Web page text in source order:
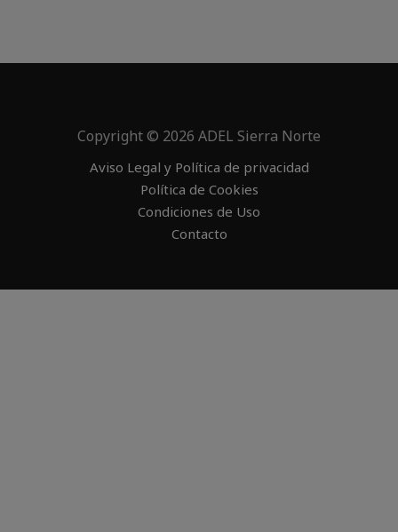
Copyright © 2026 ADEL Sierra Norte
Aviso Legal y Política de privacidad
Política de Cookies
Condiciones de Uso
Contacto